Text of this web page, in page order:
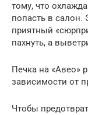
тому, что
попасть в салон.
приятный
пахнуть, а
Печка на «Авео»
зависимости от
Чтобы